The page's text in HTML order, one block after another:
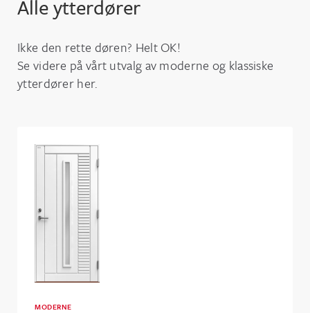
Alle ytterdører
Ikke den rette døren? Helt OK!
Se videre på vårt utvalg av moderne og klassiske
ytterdører her.
MODERNE